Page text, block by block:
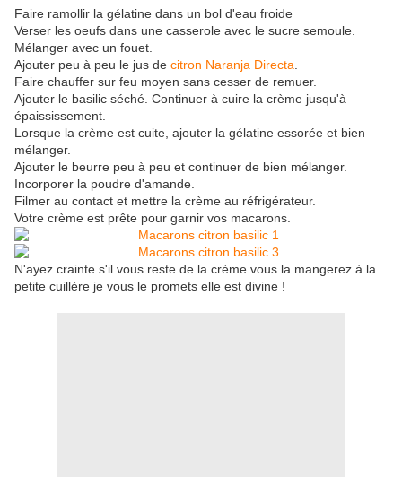
Faire ramollir la gélatine dans un bol d'eau froide
Verser les oeufs dans une casserole avec le sucre semoule.
Mélanger avec un fouet.
Ajouter peu à peu le jus de citron Naranja Directa
Faire chauffer sur feu moyen sans cesser de remuer.
Ajouter le basilic séché. Continuer à cuire la crème jusqu'à
épaississement.
Lorsque la crème est cuite, ajouter la gélatine essorée et bien
mélanger.
Ajouter le beurre peu à peu et continuer de bien mélanger.
Incorporer la poudre d'amande.
Filmer au contact et mettre la crème au réfrigérateur.
Votre crème est prête pour garnir vos macarons.
N'ayez crainte s'il vous reste de la crème vous la mangerez à la
petite cuillère je vous le promets elle est divine !